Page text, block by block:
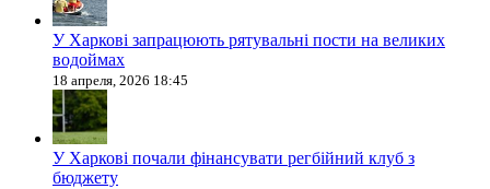
У Харкові запрацюють рятувальні пости на великих
водоймах
18 апреля, 2026 18:45
У Харкові почали фінансувати регбійний клуб з
бюджету